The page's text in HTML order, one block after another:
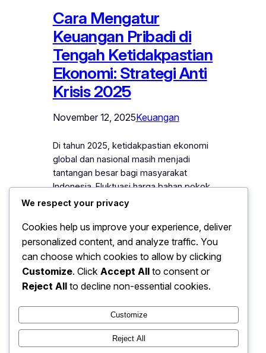
Cara Mengatur
Keuangan Pribadi di
Tengah Ketidakpastian
Ekonomi: Strategi Anti
Krisis 2025
November 12, 2025Keuangan
Di tahun 2025, ketidakpastian ekonomi
global dan nasional masih menjadi
tantangan besar bagi masyarakat
Indonesia. Fluktuasi harga bahan pokok,
inflasi, hingga dampak geopolitik dunia
waspada dalam mengelola keuangan.
Dalam situasi seperti ini, kemampuan
untuk mengatur keuangan pribadi
secara bijak menjadi kunci untuk
bertahan. Artikel ini membahas strategi
We respect your privacy
Cookies help us improve your experience, deliver
personalized content, and analyze traffic. You
can choose which cookies to allow by clicking
Customize. Click Accept All to consent or
Reject All to decline non-essential cookies.
Customize
Reject All